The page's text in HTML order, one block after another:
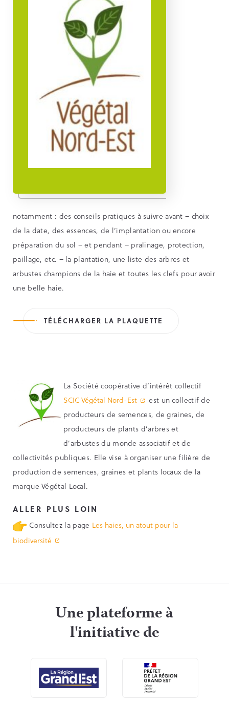
notamment : des conseils pratiques à suivre avant – choix
de la date, des essences, de l’implantation ou encore
préparation du sol – et pendant – pralinage, protection,
paillage, etc. – la plantation, une liste des arbres et
arbustes champions de la haie et toutes les clefs pour avoir
une belle haie.
TÉLÉCHARGER LA PLAQUETTE
La Société coopérative d’intérêt collectif
SCIC Végétal Nord-Est
est un collectif de
producteurs de semences, de graines, de
producteurs de plants d’arbres et
d’arbustes du monde associatif et de
collectivités publiques. Elle vise à organiser une filière de
production de semences, graines et plants locaux de la
marque Végétal Local.
ALLER PLUS LOIN
Consultez la page Les haies, un atout pour la
biodiversité
Une plateforme à
l'initiative de